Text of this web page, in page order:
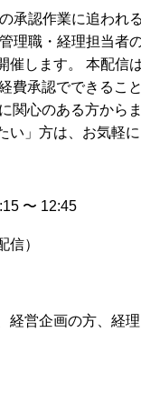
認作業に追われ
理職・経理担当者
催します。 本配信
費承認でできるこ
関心のある方から
い」方は、お気軽
〜 12:45
信）
経営企画の方、経